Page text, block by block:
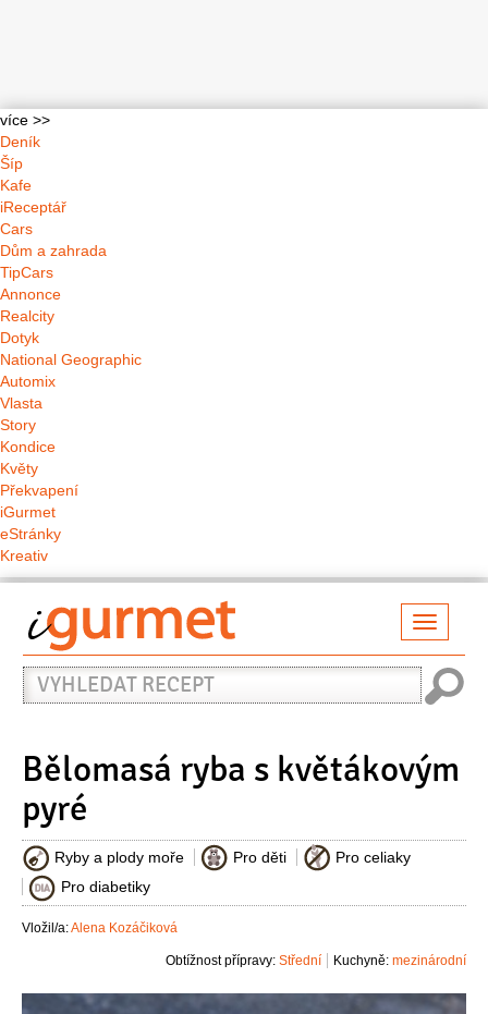
více >>
Deník
Šíp
Kafe
iReceptář
Cars
Dům a zahrada
TipCars
Annonce
Realcity
Dotyk
National Geographic
Automix
Vlasta
Story
Kondice
Květy
Překvapení
iGurmet
eStránky
Kreativ
Vyhledat
recept
Bělomasá ryba s květákovým
pyré
Ryby a plody moře Pro děti
Pro celiaky
Pro diabetiky
Vložil/a:Alena Kozáčiková
Kuchyně: mezinárodní
Obtížnost přípravy: Střední